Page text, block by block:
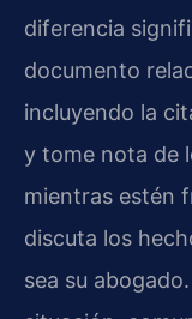
diferencia
documento
incluyendo la
y tome nota de
mientras estén
discuta los
sea su